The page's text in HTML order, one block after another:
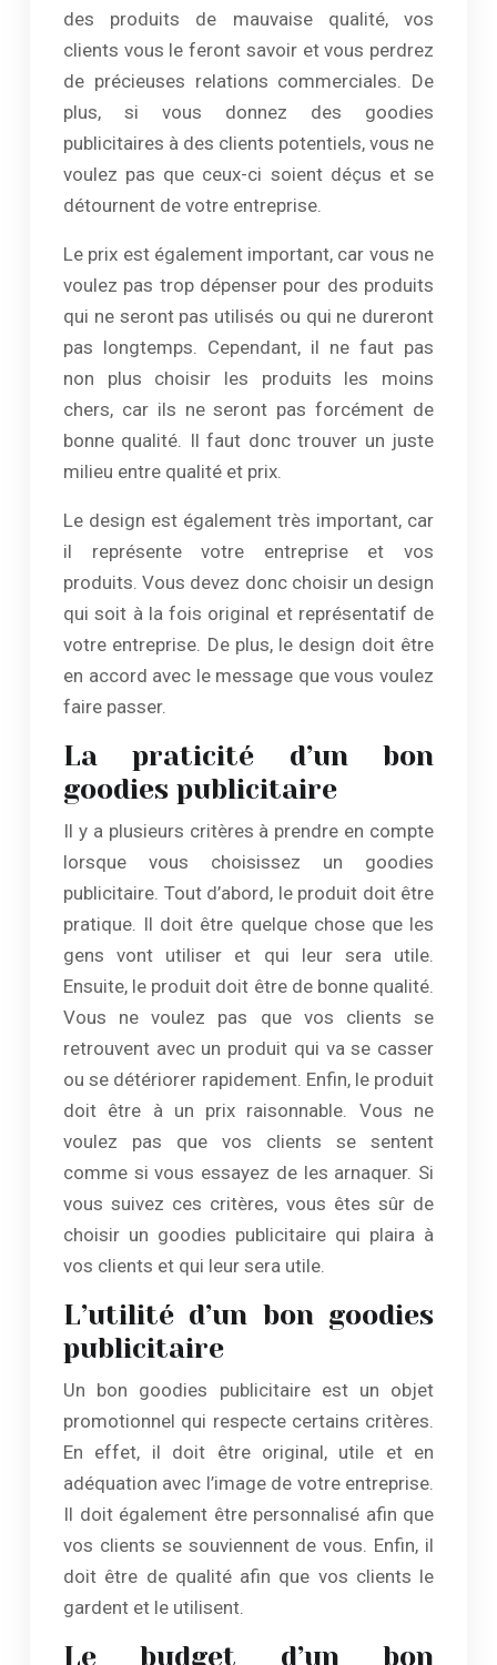
des produits de mauvaise qualité, vos
clients vous le feront savoir et vous perdrez
de précieuses relations commerciales. De
plus, si vous donnez des goodies
publicitaires à des clients potentiels, vous ne
voulez pas que ceux-ci soient déçus et se
détournent de votre entreprise.
Le prix est également important, car vous ne
voulez pas trop dépenser pour des produits
qui ne seront pas utilisés ou qui ne dureront
pas longtemps. Cependant, il ne faut pas
non plus choisir les produits les moins
chers, car ils ne seront pas forcément de
bonne qualité. Il faut donc trouver un juste
milieu entre qualité et prix.
Le design est également très important, car
il représente votre entreprise et vos
produits. Vous devez donc choisir un design
qui soit à la fois original et représentatif de
votre entreprise. De plus, le design doit être
en accord avec le message que vous voulez
faire passer.
La praticité d’un bon
goodies publicitaire
Il y a plusieurs critères à prendre en compte
lorsque vous choisissez un goodies
publicitaire. Tout d’abord, le produit doit être
pratique. Il doit être quelque chose que les
gens vont utiliser et qui leur sera utile.
Ensuite, le produit doit être de bonne qualité.
Vous ne voulez pas que vos clients se
retrouvent avec un produit qui va se casser
ou se détériorer rapidement. Enfin, le produit
doit être à un prix raisonnable. Vous ne
voulez pas que vos clients se sentent
comme si vous essayez de les arnaquer. Si
vous suivez ces critères, vous êtes sûr de
choisir un goodies publicitaire qui plaira à
vos clients et qui leur sera utile.
L’utilité d’un bon goodies
publicitaire
Un bon goodies publicitaire est un objet
promotionnel qui respecte certains critères.
En effet, il doit être original, utile et en
adéquation avec l’image de votre entreprise.
Il doit également être personnalisé afin que
vos clients se souviennent de vous. Enfin, il
doit être de qualité afin que vos clients le
gardent et le utilisent.
Le budget d’un bon